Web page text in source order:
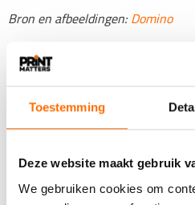
Toestemming
Deze website maakt gebruik
We gebruiken cookies om
Bron en afbeeldingen:Domino
Wekelijks het laatste nieuws in
Lees ook